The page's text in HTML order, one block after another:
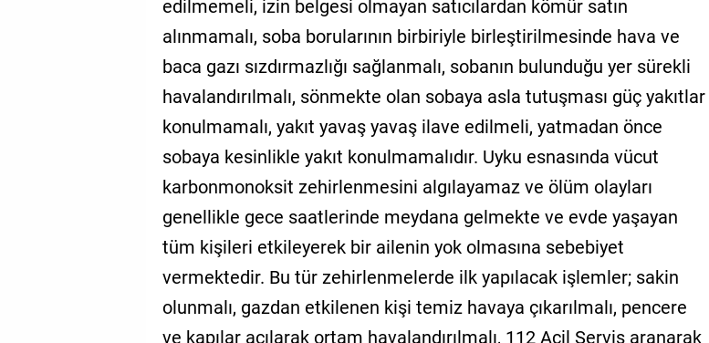
edilmemeli, izin belgesi olmayan satıcılardan kömür satın
alınmamalı, soba borularının birbiriyle birleştirilmesinde hava ve
baca gazı sızdırmazlığı sağlanmalı, sobanın bulunduğu yer sürekli
havalandırılmalı, sönmekte olan sobaya asla tutuşması güç yakıtlar
konulmamalı, yakıt yavaş yavaş ilave edilmeli, yatmadan önce
sobaya kesinlikle yakıt konulmamalıdır. Uyku esnasında vücut
karbonmonoksit zehirlenmesini algılayamaz ve ölüm olayları
genellikle gece saatlerinde meydana gelmekte ve evde yaşayan
tüm kişileri etkileyerek bir ailenin yok olmasına sebebiyet
vermektedir. Bu tür zehirlenmelerde ilk yapılacak işlemler; sakin
olunmalı, gazdan etkilenen kişi temiz havaya çıkarılmalı, pencere
ve kapılar açılarak ortam havalandırılmalı, 112 Acil Servis aranarak